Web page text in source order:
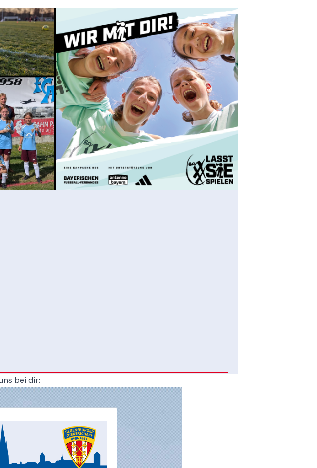
bei dir: